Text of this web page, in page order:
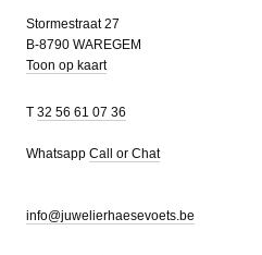
Stormestraat 27
B-8790 WAREGEM
Toon op kaart
T 32 56 61 07 36
Whatsapp Call or Chat
info@juwelierhaesevoets.be